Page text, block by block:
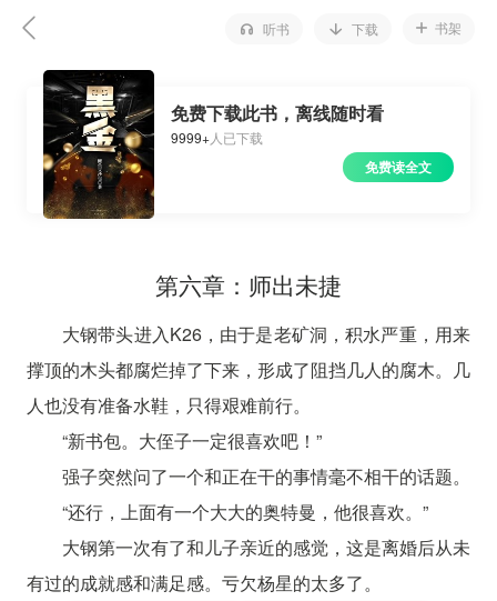
听书 下载 书架
免费下载此书，离线随时看
9999+人已下载
免费读全文
第六章：师出未捷
大钢带头进入K26，由于是老矿洞，积水严重，用来
撑顶的木头都腐烂掉了下来，形成了阻挡几人的腐木。几
人也没有准备水鞋，只得艰难前行。
“新书包。大侄子一定很喜欢吧！”
强子突然问了一个和正在干的事情毫不相干的话题。
“还行，上面有一个大大的奥特曼，他很喜欢。”
大钢第一次有了和儿子亲近的感觉，这是离婚后从未
有过的成就感和满足感。亏欠杨星的太多了。